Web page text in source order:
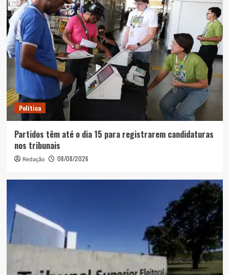
Política
Partidos têm até o dia 15 para registrarem candidaturas
nos tribunais
Redação 08/08/2026